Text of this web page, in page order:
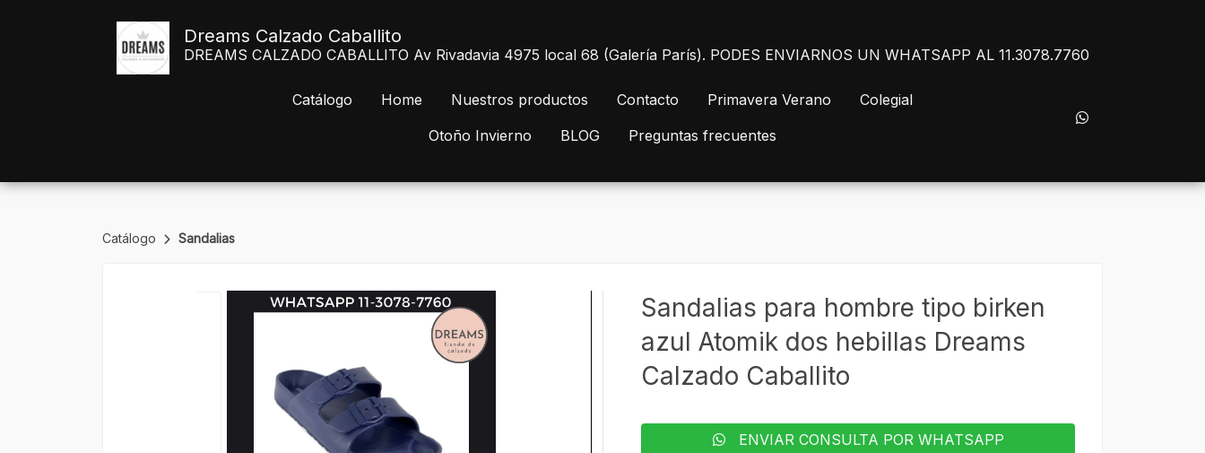
Dreams Calzado Caballito
DREAMS CALZADO CABALLITO Av Rivadavia 4975 local 68 (Galería París). PODES ENVIARNOS UN WHATSAPP AL 11.3078.7760
Catálogo Home Nuestros productos Contacto Primavera Verano
Colegial
Otoño Invierno
BLOG Preguntas frecuentes
Catálogo Sandalias
Sandalias para hombre tipo birken
azul Atomik dos hebillas Dreams
Calzado Caballito
ENVIAR CONSULTA POR WHATSAPP